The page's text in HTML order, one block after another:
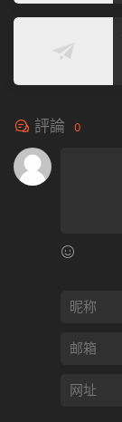
評論 0